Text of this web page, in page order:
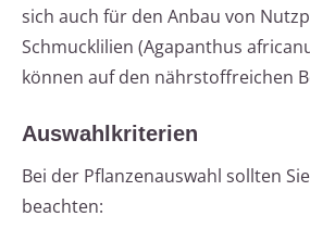
sich auch für den Anbau von
Schmucklilien (Agapanthus
können auf den nährstoffreichen
Auswahlkriterien
Bei der Pflanzenauswahl sollten
beachten: